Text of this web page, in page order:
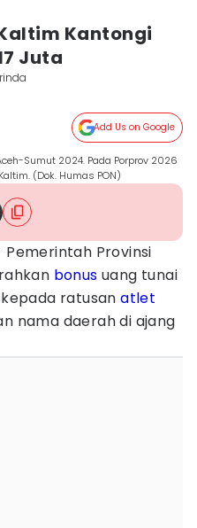
Kantongi
Juta
Add Us on Google
Sumut 2024. Pada Porprov 2026
(Dok. Humas PON)
Pemerintah Provinsi
bonus uang tunai
ratusanatlet
nama daerah di ajang